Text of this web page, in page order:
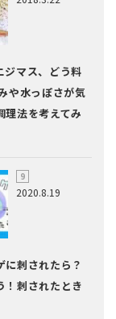
ジマス、どう料
や水っぽさが気
理法を考えてみ
2020.8.19
に刺されたら？
！刺されたとき